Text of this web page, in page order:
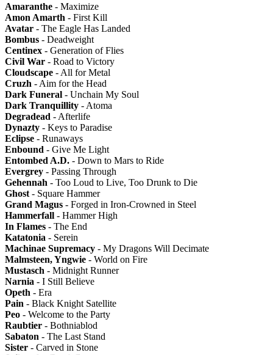
Amaranthe - Maximize
Amon Amarth - First Kill
Avatar - The Eagle Has Landed
Bombus - Deadweight
Centinex - Generation of Flies
Civil War - Road to Victory
Cloudscape - All for Metal
Cruzh - Aim for the Head
Dark Funeral - Unchain My Soul
Dark Tranquillity - Atoma
Degradead - Afterlife
Dynazty - Keys to Paradise
Eclipse - Runaways
Enbound - Give Me Light
Entombed A.D. - Down to Mars to Ride
Evergrey - Passing Through
Gehennah - Too Loud to Live, Too Drunk to Die
Ghost - Square Hammer
Grand Magus - Forged in Iron-Crowned in Steel
Hammerfall - Hammer High
In Flames - The End
Katatonia - Serein
Machinae Supremacy - My Dragons Will Decimate
Malmsteen, Yngwie - World on Fire
Mustasch - Midnight Runner
Narnia - I Still Believe
Opeth - Era
Pain - Black Knight Satellite
Peo - Welcome to the Party
Raubtier - Bothniablod
Sabaton - The Last Stand
Sister - Carved in Stone